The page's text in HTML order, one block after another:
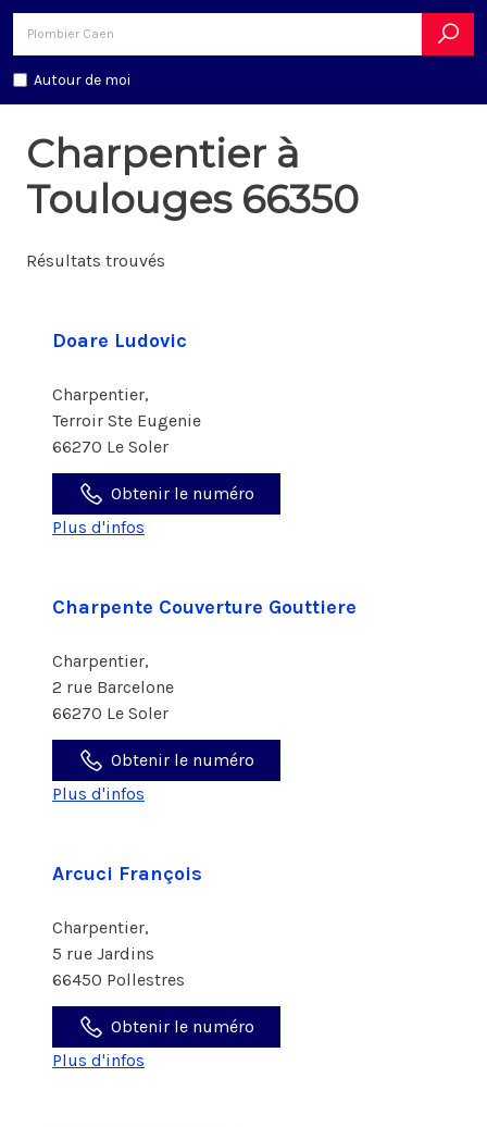
Autour de moi
Charpentier à
Toulouges 66350
Résultats trouvés
Doare Ludovic
Charpentier,
Terroir Ste Eugenie
66270 Le Soler
Obtenir le numéro
Plus d'infos
Charpente Couverture Gouttiere
Charpentier,
2 rue Barcelone
66270 Le Soler
Obtenir le numéro
Plus d'infos
Arcuci François
Charpentier,
5 rue Jardins
66450 Pollestres
Obtenir le numéro
Plus d'infos